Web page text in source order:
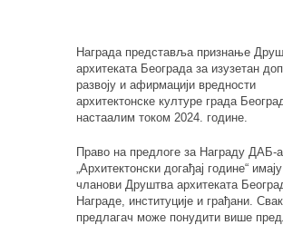
Награда представља признање
архитеката Београда за изузетан
развоју и афирмацији вредности
архитектонске културе града
настаалим током 2024. године.
Право на предлоге за Награду ДАБ-а
„Архитектонски догађај године“ имају
чланови Друштва архитеката
Награде, институције и грађани.
предлагач може понудити више